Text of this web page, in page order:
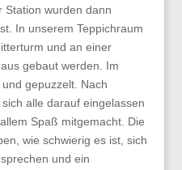
Station wurden dann
In unserem Teppichraum
und an einer
gebaut werden. Im
gepuzzelt. Nach
alle darauf eingelassen
Spaß mitgemacht. Die
wie schwierig es ist, sich
und ein